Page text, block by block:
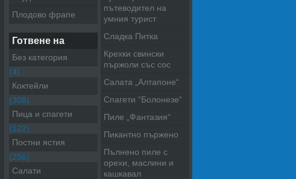
пътеводител на
умния турист
Сладка Питка
Крехки свински
пържоли със сос
Салата „Алтапоне“
Спагети “Болонезе“
Пиле „Фантазия“
Пикантно пържено
Пълнено пиле с
орехи, маслини и
кашкавал
Плодово фрапе
Готвене на
Без категория
(4)
Коктейли
(308)
Пица и спагети
(122)
Постни ястия
(256)
Салати